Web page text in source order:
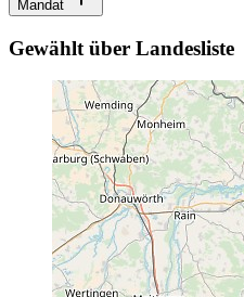
Mandat
Gewählt über Landesliste